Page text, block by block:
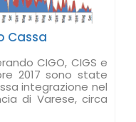
Cassa
CIGO, CIGS e
2017 sono state
integrazione nel
di Varese, circa